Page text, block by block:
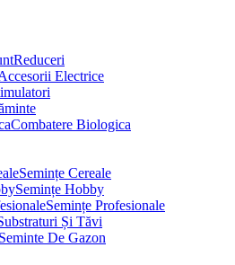
Reduceri
Electrice
Combatere Biologica
Semințe Cereale
Semințe Hobby
Semințe Profesionale
Și Tăvi
Seminte De Gazon